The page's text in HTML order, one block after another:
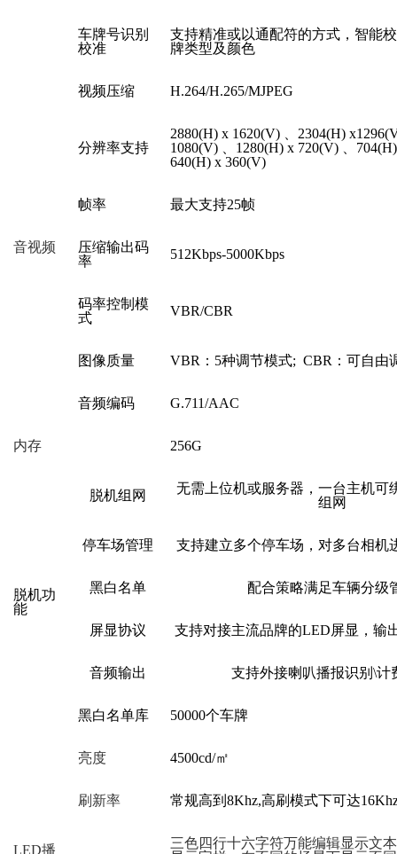
车牌号识别
校准
支持精准或以通配符的方式，智能
牌类型及颜色
音视频
视频压缩 H.264/H.265/MJPEG
分辨率支持
2880(H) x 1620(V) 、2304(H)
1080(V) 、1280(H) x 720(V) 、
640(H) x 360(V)
帧率 最大支持25帧
压缩输出码
率
512Kbps-5000Kbps
码率控制模
式
VBR/CBR
图像质量 VBR：5种调节模式; CBR：可自由
音频编码 G.711/AAC
内存 256G
脱机功
能
脱机组网 无需上位机或服务器， 一台主机可
组网
停车场管理 支持建立多个停车场，对多台相机
黑白名单 配合策略满足车辆分级
屏显协议 支持对接主流品牌的LED屏显，输
音频输出 支持外接喇叭播报识别 \计
黑白名单库 50000个车牌
LED播
亮度 4500cd/㎡
刷新率 常规高到 8Khz,高刷模式下可达
三色四行十六字符万能编辑显示文